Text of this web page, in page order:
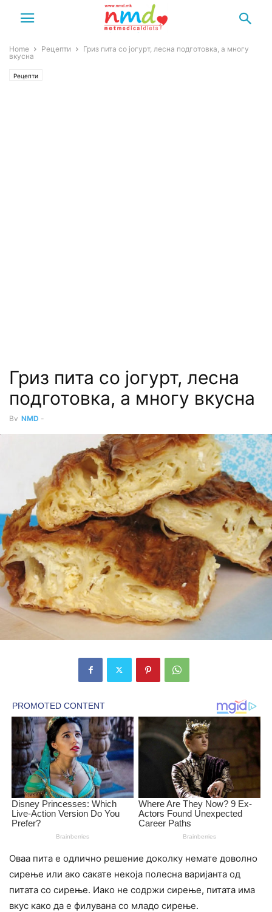
Home Рецепти
Гриз пита со јогурт, лесна подготовка, а многу
вкусна
Рецепти
Гриз пита со јогурт, лесна
подготовка, а многу вкусна
By NMD -
Оваа пита е одлично решение доколку немате доволно
сирење или ако сакате некоја полесна варијанта од
питата со сирење. Иако не содржи сирење, питата има
вкус како да е филувана со младо сирење.